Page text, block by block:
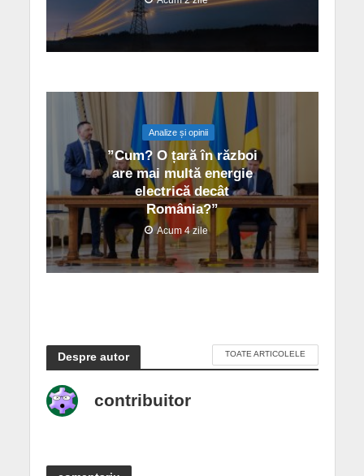
Analize și opinii
”Cum? O țară în război
are mai multă energie
electrică decât
România?”
Acum 4 zile
Despre autor TOATE ARTICOLELE
contribuitor